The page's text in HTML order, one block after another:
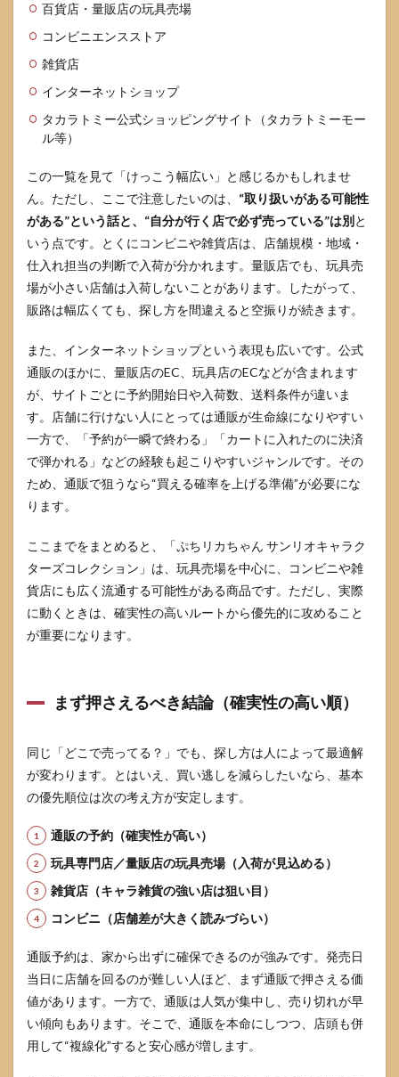
ミス
ーボ
ック
（中
ンダ
ム）
解す
4.2
と
BOX
の選
び方
（被
コン
プレ
ゼン
ト）
4.3
転
高額
出品
判断
基準
4.4
対象
年齢
注意
リカ
ちゃ
んサ
ンリ
ャラ
クタ
ーズ
コレ
クシ
ョン
つか
らな
いと
きの
対処
法
百貨店・量販店の玩具売場
コンビニエンスストア
雑貨店
インターネットショップ
タカラトミー公式ショッピングサイト（タカラトミーモー
ル等）
この一覧を見て「けっこう幅広い」と感じるかもしれませ
ん。ただし、ここで注意したいのは、 “取り扱いがある可能性
がある”という話と、“自分が行く店で必ず売っている”は別と
いう点です。とくにコンビニや雑貨店は、店舗規模・地域・
仕入れ担当の判断で入荷が分かれます。量販店でも、玩具売
場が小さい店舗は入荷しないことがあります。したがって、
販路は幅広くても、探し方を間違えると空振りが続きます。
また、インターネットショップという表現も広いです。公式
通販のほかに、量販店のEC、玩具店のECなどが含まれます
が、サイトごとに予約開始日や入荷数、送料条件が違いま
す。店舗に行けない人にとっては通販が生命線になりやすい
一方で、「予約が一瞬で終わる」「カートに入れたのに決済
で弾かれる」などの経験も起こりやすいジャンルです。その
ため、通販で狙うなら“買える確率を上げる準備”が必要にな
ります。
ここまでをまとめると、「ぷちリカちゃん サンリオキャラク
ターズコレクション」は、玩具売場を中心に、コンビニや雑
貨店にも広く流通する可能性がある商品です。ただし、実際
に動くときは、確実性の高いルートから優先的に攻めること
が重要になります。
まず押さえるべき結論（確実性の高い順）
同じ「どこで売ってる？」でも、探し方は人によって最適解
が変わります。とはいえ、買い逃しを減らしたいなら、基本
の優先順位は次の考え方が安定します。
通販の予約（確実性が高い）
玩具専門店／量販店の玩具売場（入荷が見込める）
雑貨店（キャラ雑貨の強い店は狙い目）
コンビニ（店舗差が大きく読みづらい）
通販予約は、家から出ずに確保できるのが強みです。発売日
当日に店舗を回るのが難しい人ほど、まず通販で押さえる価
値があります。一方で、通販は人気が集中し、売り切れが早
い傾向もあります。そこで、通販を本命にしつつ、店頭も併
用して“複線化”すると安心感が増します。